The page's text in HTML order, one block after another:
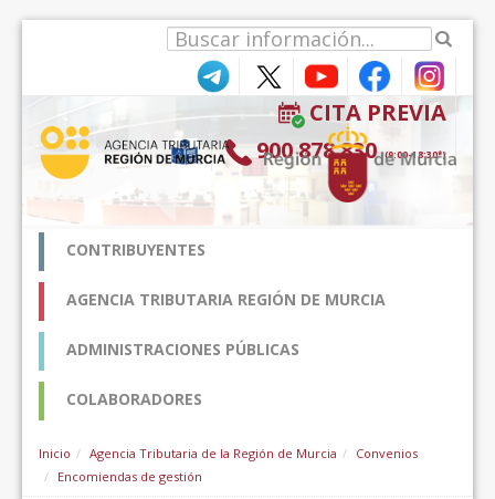
CITA PREVIA
900 878 830 (9:00-18:30*)
CONTRIBUYENTES
AGENCIA TRIBUTARIA REGIÓN DE MURCIA
ADMINISTRACIONES PÚBLICAS
COLABORADORES
Inicio Agencia Tributaria de la Región de Murcia
Convenios
Encomiendas de gestión